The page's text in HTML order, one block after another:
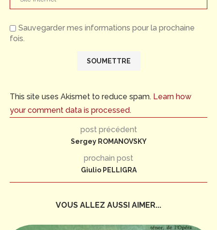
Sauvegarder mes informations pour la prochaine
fois.
This site uses Akismet to reduce spam. Learn how
your comment data is processed.
post précédent
Sergey ROMANOVSKY
prochain post
Giulio PELLIGRA
VOUS ALLEZ AUSSI AIMER...